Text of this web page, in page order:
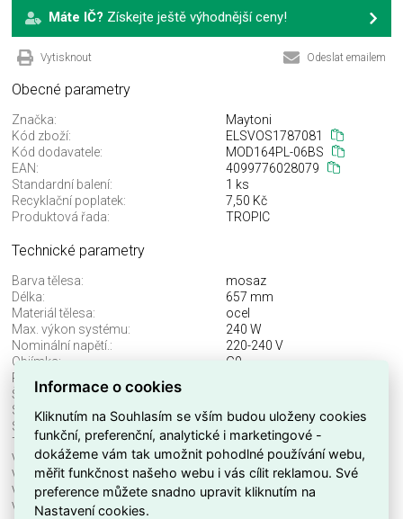
Máte IČ? Získejte ještě výhodnější ceny!
Vytisknout Odeslat emailem
Obecné parametry
Značka:
Maytoni
Kód zboží:
ELSVOS1787081
Kód dodavatele:
MOD164PL-06BS
EAN:
4099776028079
Standardní balení:
1 ks
Recyklační poplatek:
7,50 Kč
Produktová řada:
TROPIC
Technické parametry
Barva tělesa:
mosaz
Délka:
657 mm
Materiál tělesa:
ocel
Max. výkon systému:
240 W
Nominální napětí.:
220-240 V
Objímka:
G9
Průměr:
Šířka:
Stmívatelné:
ne
Stupeň krytí (IP):
IP20
Třída ochrany:
Včetně svět. zdroje:
ne
Vhodné pro počet svět. zdrojů:
6
Vhodné pro výkon světel. zdroje:
40 W
Výška/hloubka:
Informace o cookies
Kliknutím na Souhlasím se vším budou uloženy cookies
funkční, preferenční, analytické i marketingové -
dokážeme vám tak umožnit pohodlné používání webu,
měřit funkčnost našeho webu i vás cílit reklamou. Své
preference můžete snadno upravit kliknutím na
Nastavení cookies.